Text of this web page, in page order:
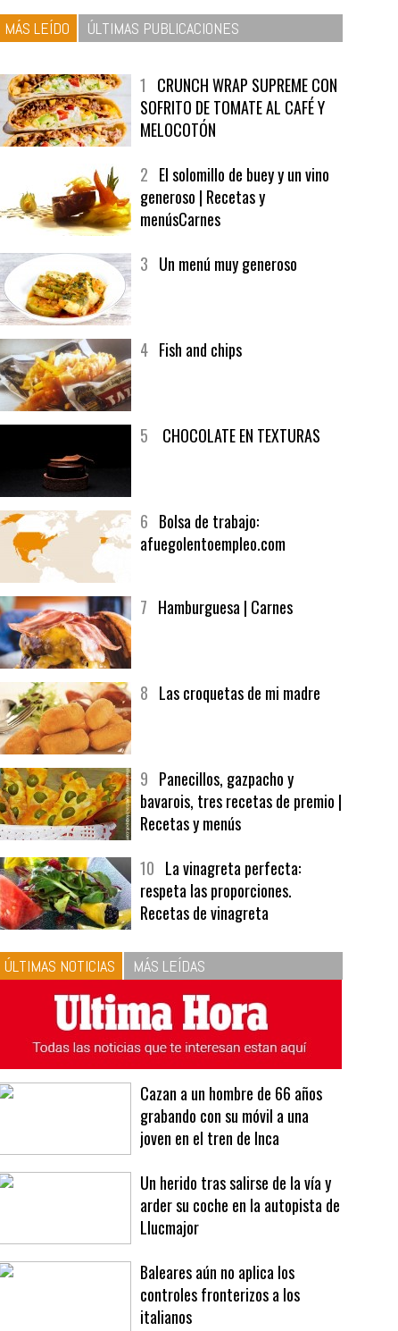
MÁS LEÍDO ÚLTIMAS PUBLICACIONES
SOFRITO DE TOMATE AL CAFÉ Y
MELOCOTÓN
generoso | Recetas y
afuegolentoempleo.com
bavarois, tres recetas de premio |
Recetas y menús
respeta las proporciones.
Recetas de vinagreta
ÚLTIMAS NOTICIAS MÁS LEÍDAS
grabando con su móvil a una
joven en el tren de Inca
arder su coche en la autopista de
Llucmajor